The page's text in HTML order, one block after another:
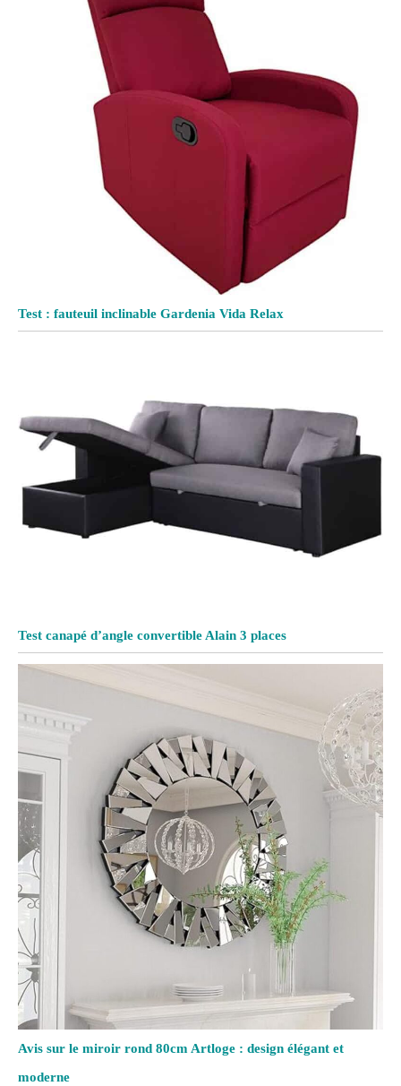
Test : fauteuil inclinable Gardenia Vida Relax
Test canapé d’angle convertible Alain 3 places
Avis sur le miroir rond 80cm Artloge : design élégant et
moderne